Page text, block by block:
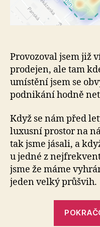
Provozoval jsem již
prodejen, ale tam
umístění jsem se
podnikání hodně
Když se nám před
luxusní prostor na
tak jsme jásali, a
u jedné z
jsme že máme
jeden velký průšvih.